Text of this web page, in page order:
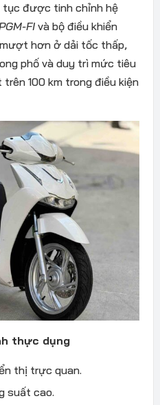
tục được tinh chỉnh hệ
FIvà bộ điều khiển
hơn ở dải tốc thấp,
phố và duy trì mức tiêu
100 km trong điều kiện
thực dụng
thị trực quan.
suất cao.